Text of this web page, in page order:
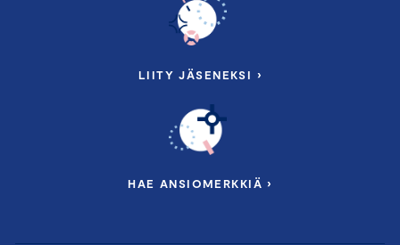
LIITY JÄSENEKSI ›
HAE ANSIOMERKKIÄ ›